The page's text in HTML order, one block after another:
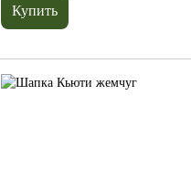
Купить